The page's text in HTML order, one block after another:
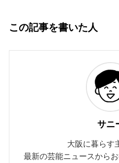
この記事を書いた人
サニ
大阪に暮らす
最新の芸能ニュースから